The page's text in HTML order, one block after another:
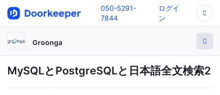
050-5291-
7844
ログイ
ン
Groonga
MySQLとPostgreSQLと日本語全文検索2